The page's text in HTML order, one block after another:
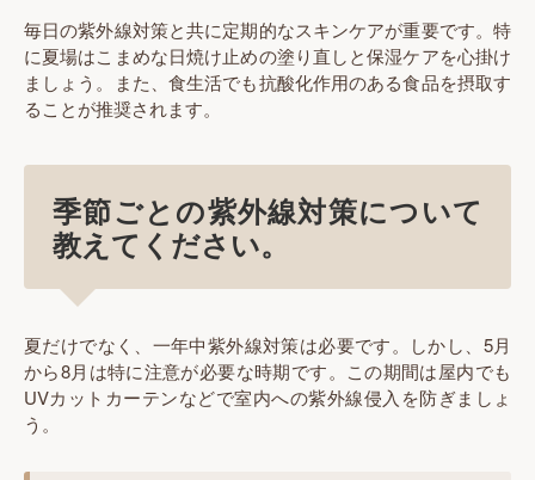
毎日の紫外線対策と共に定期的なスキンケアが重要です。特
に夏場はこまめな日焼け止めの塗り直しと保湿ケアを心掛け
ましょう。また、食生活でも抗酸化作用のある食品を摂取す
ることが推奨されます。
季節ごとの紫外線対策について
教えてください。
夏だけでなく、一年中紫外線対策は必要です。しかし、5月
から8月は特に注意が必要な時期です。この期間は屋内でも
UVカットカーテンなどで室内への紫外線侵入を防ぎましょ
う。